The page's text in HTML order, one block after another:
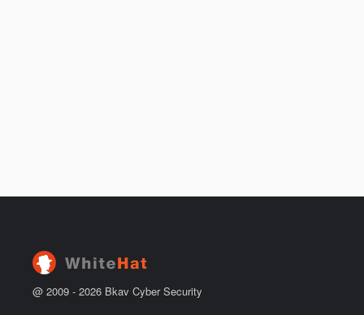
@ 2009 - 2026 Bkav Cyber Security